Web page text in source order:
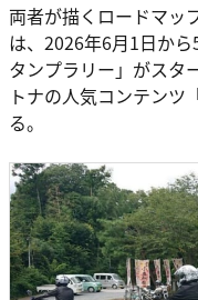
両者が描くロードマッ
は、2026年6月1日か
タンプラリー」がスタ
トナの人気コンテンツ
る。